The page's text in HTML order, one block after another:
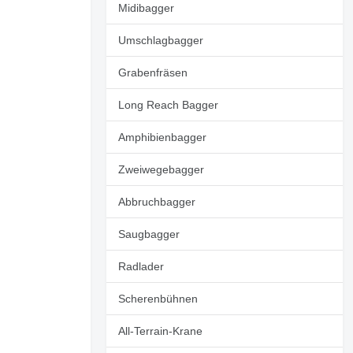
Midibagger
Umschlagbagger
Grabenfräsen
Long Reach Bagger
Amphibienbagger
Zweiwegebagger
Abbruchbagger
Saugbagger
Radlader
Scherenbühnen
All-Terrain-Krane